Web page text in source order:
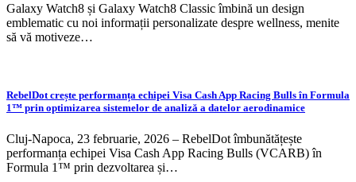
Galaxy Watch8 și Galaxy Watch8 Classic îmbină un design
emblematic cu noi informații personalizate despre wellness, menite
să vă motiveze…
RebelDot crește performanța echipei Visa Cash App Racing Bulls în Formula
1™ prin optimizarea sistemelor de analiză a datelor aerodinamice
Cluj-Napoca, 23 februarie, 2026 – RebelDot îmbunătățește
performanța echipei Visa Cash App Racing Bulls (VCARB) în
Formula 1™ prin dezvoltarea și…